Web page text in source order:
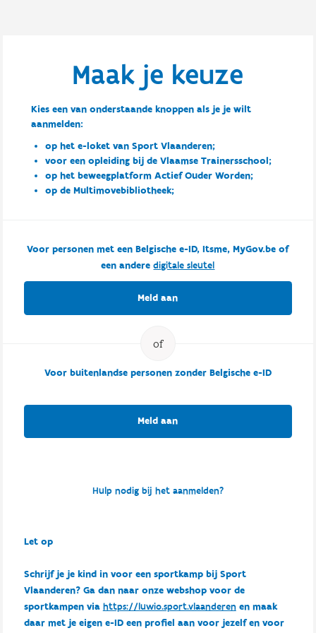
Maak je keuze
Kies een van onderstaande knoppen als je je wilt
aanmelden:
op het e-loket van Sport Vlaanderen;
voor een opleiding bij de Vlaamse Trainersschool;
op het beweegplatform Actief Ouder Worden;
op de Multimovebibliotheek;
Voor personen met een Belgische e-ID, Itsme, MyGov.be of
een anderedigitale sleutel
Meld aan
Voor buitenlandse personen zonder Belgische e-ID
Meld aan
Hulp nodig bij het aanmelden?
Let op
Schrijf je je kind in voor een sportkamp bij Sport
Vlaanderen? Ga dan naar onze webshop voor de
sportkampen via https://luwio.sport.vlaanderenen maak
daar met je eigen e-ID een profiel aan voor jezelf en voor